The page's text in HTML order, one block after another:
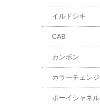
イルドシキ
CAB
カンボン
カラーチェンジ
ボーイシャネル